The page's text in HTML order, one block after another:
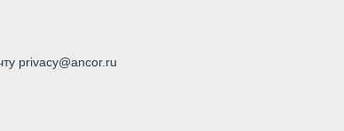
privacy@ancor.ru